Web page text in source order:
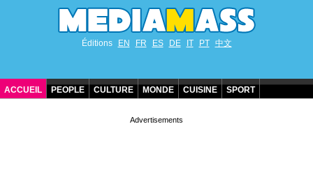
Éditions EN FR ES DE IT PT 中文
ACCUEIL PEOPLE CULTURE MONDE CUISINE SPORT